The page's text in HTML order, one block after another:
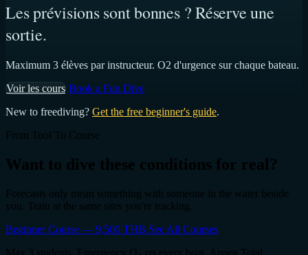
Les prévisions sont bonnes ? Réserve une
sortie.
Maximum 3 élèves par instructeur. O2 d'urgence sur chaque bateau.
Voir les cours Book a Fun Dive
New to freediving? Get the free beginner's guide.
From Tool To Course
Want to dive these conditions for real?
Forecasts only mean something with someone in the water beside
you. Train at the same sites you're tracking.
Beginner Course — 9,500 THB See All Courses
Max 3 students. Emergency O
on every boat. Apnea Total